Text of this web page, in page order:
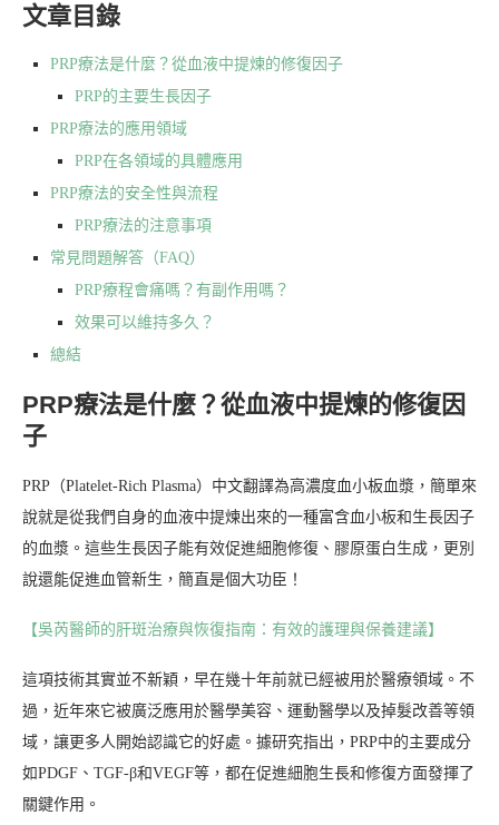
文章目錄
PRP療法是什麼？從血液中提煉的修復因子
PRP的主要生長因子
PRP療法的應用領域
PRP在各領域的具體應用
PRP療法的安全性與流程
PRP療法的注意事項
常見問題解答（FAQ）
PRP療程會痛嗎？有副作用嗎？
效果可以維持多久？
總結
PRP療法是什麼？從血液中提煉的修復因
子
PRP（Platelet-Rich Plasma）中文翻譯為高濃度血小板血漿，簡單來
說就是從我們自身的血液中提煉出來的一種富含血小板和生長因子
的血漿。這些生長因子能有效促進細胞修復、膠原蛋白生成，更別
說還能促進血管新生，簡直是個大功臣！
【吳芮醫師的肝斑治療與恢復指南：有效的護理與保養建議】
這項技術其實並不新穎，早在幾十年前就已經被用於醫療領域。不
過，近年來它被廣泛應用於醫學美容、運動醫學以及掉髮改善等領
域，讓更多人開始認識它的好處。據研究指出，PRP中的主要成分
如PDGF、TGF-β和VEGF等，都在促進細胞生長和修復方面發揮了
關鍵作用。